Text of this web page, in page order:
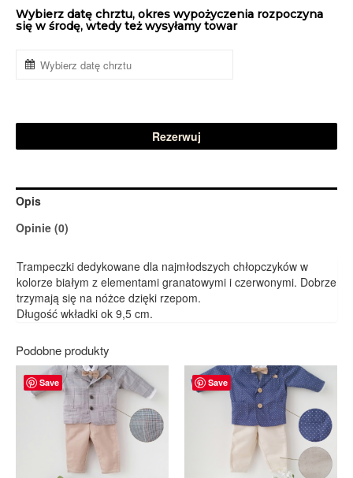
Wybierz datę chrztu, okres wypożyczenia rozpoczyna
się w środę, wtedy też wysyłamy towar
Rezerwuj
Opis
Opinie (0)
Trampeczki dedykowane dla najmłodszych chłopczyków w
kolorze białym z elementami granatowymi i czerwonymi. Dobrze
trzymają się na nóżce dzięki rzepom.
Długość wkładki ok 9,5 cm.
Podobne produkty
Save Save